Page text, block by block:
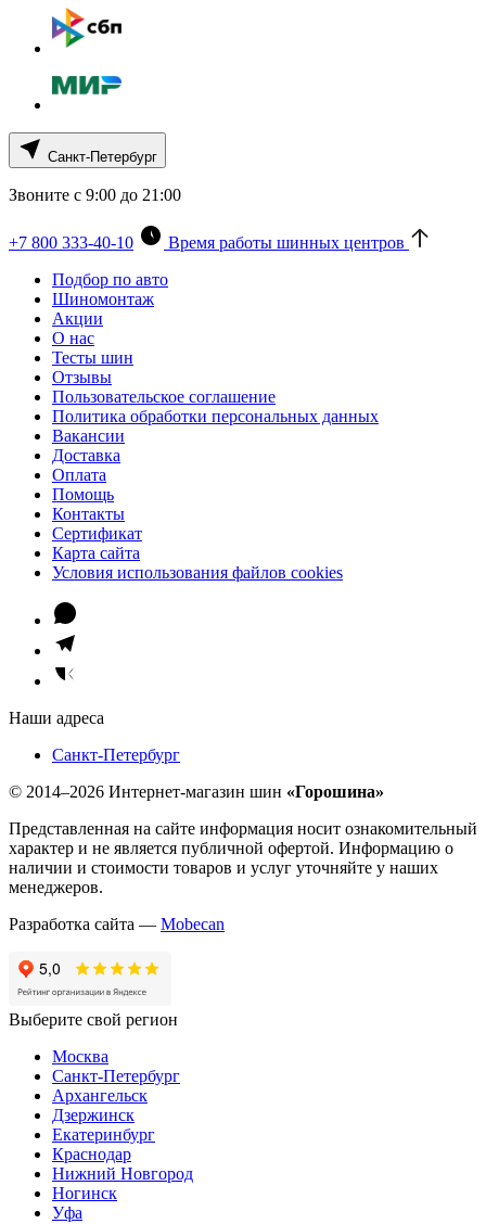
Санкт-Петербург
Звоните с 9:00 до 21:00
+7 800 333-40-10
Время работы шинных центров
Подбор по авто
Шиномонтаж
Акции
О нас
Тесты шин
Отзывы
Пользовательское соглашение
Политика обработки персональных данных
Вакансии
Доставка
Оплата
Помощь
Контакты
Сертификат
Карта сайта
Условия использования файлов cookies
Наши адреса
Санкт-Петербург
© 2014–2026 Интернет-магазин шин «Горошина»
Представленная на сайте информация носит ознакомительный
характер и не является публичной офертой. Информацию о
наличии и стоимости товаров и услуг уточняйте у наших
менеджеров.
Разработка сайта — Mobecan
Выберите свой регион
Москва
Санкт-Петербург
Архангельск
Дзержинск
Екатеринбург
Краснодар
Нижний Новгород
Ногинск
Уфа